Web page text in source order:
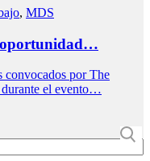
, MDS
convocados por The
el evento…